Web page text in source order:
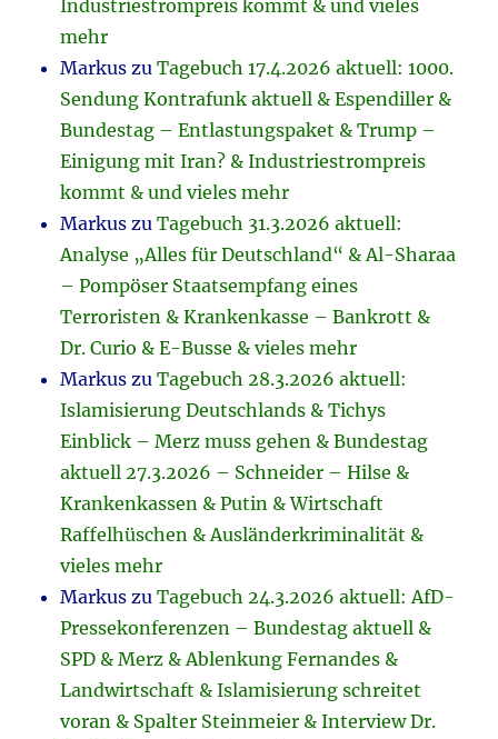
Industriestrompreis kommt & und vieles
mehr
Markus zuTagebuch 17.4.2026 aktuell: 1000.
Sendung Kontrafunk aktuell & Espendiller &
Bundestag – Entlastungspaket & Trump –
Einigung mit Iran? & Industriestrompreis
kommt & und vieles mehr
Markus zuTagebuch 31.3.2026 aktuell:
Analyse „Alles für Deutschland“ & Al-Sharaa
– Pompöser Staatsempfang eines
Terroristen & Krankenkasse – Bankrott &
Dr. Curio & E-Busse & vieles mehr
Markus zuTagebuch 28.3.2026 aktuell:
Islamisierung Deutschlands & Tichys
Einblick – Merz muss gehen & Bundestag
aktuell 27.3.2026 – Schneider – Hilse &
Krankenkassen & Putin & Wirtschaft
Raffelhüschen & Ausländerkriminalität &
vieles mehr
Markus zuTagebuch 24.3.2026 aktuell: AfD-
Pressekonferenzen – Bundestag aktuell &
SPD & Merz & Ablenkung Fernandes &
Landwirtschaft & Islamisierung schreitet
voran & Spalter Steinmeier & Interview Dr.